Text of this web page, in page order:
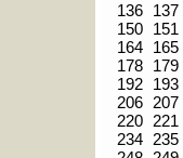
136
137
150
151
164
165
178
179
192
193
206 207
220
221
234
235